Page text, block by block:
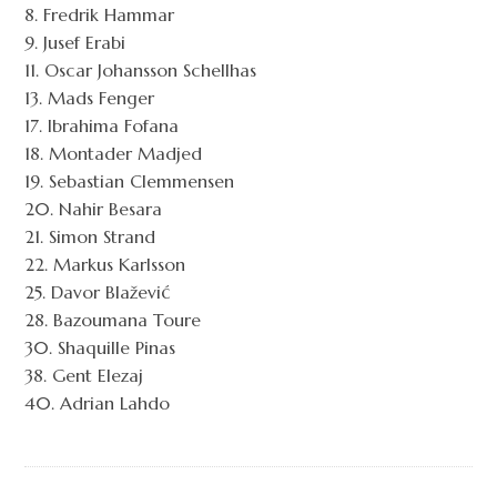
8. Fredrik Hammar
9. Jusef Erabi
11. Oscar Johansson Schellhas
13. Mads Fenger
17. Ibrahima Fofana
18. Montader Madjed
19. Sebastian Clemmensen
20. Nahir Besara
21. Simon Strand
22. Markus Karlsson
25. Davor Blažević
28. Bazoumana Toure
30. Shaquille Pinas
38. Gent Elezaj
40. Adrian Lahdo